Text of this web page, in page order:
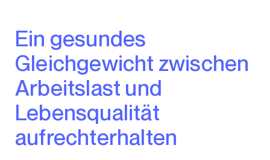
Ein gesundes
Gleichgewicht zwischen
Arbeitslast und
Lebensqualität
aufrechterhalten